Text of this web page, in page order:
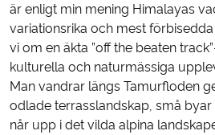
är enligt min mening Himalayas
variationsrika och mest
vi om en äkta ”off the beaten
kulturella och naturmässiga
Man vandrar längs Tamurfloden
odlade terrasslandskap, små
når upp i det vilda alpina